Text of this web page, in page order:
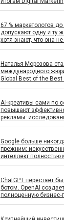
67 % маркетологов до
допускают одну и ту
хотя знают, что она не
Наталья Морозова
международного
Global Best of the Best
AI-креативы сами по
повышают
рекламы:
влияет на
кампаний
Google больше
прежним:
интеллект полностью
ChatGPT перестает
ботом. OpenAI создает
полноценную бизнес-